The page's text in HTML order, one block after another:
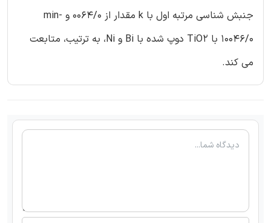
جنبش شناسی مرتبه اول با k مقدار از 0064/0 و min-
10046/0 با TiO2 دوپ شده با Bi و Ni، به ترتیب، متابعت
می کند.